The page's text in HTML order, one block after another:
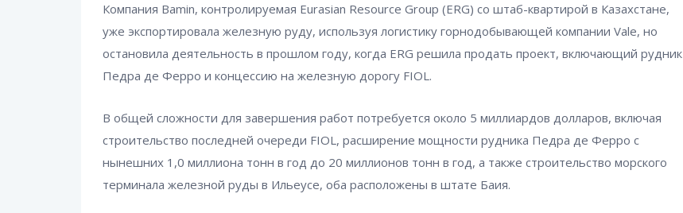
Компания Bamin, контролируемая Eurasian Resource Group (ERG) со штаб-квартирой в Казахстане,
уже экспортировала железную руду, используя логистику горнодобывающей компании Vale, но
остановила деятельность в прошлом году, когда ERG решила продать проект, включающий рудник
Педра де Ферро и концессию на железную дорогу FIOL.
В общей сложности для завершения работ потребуется около 5 миллиардов долларов, включая
строительство последней очереди FIOL, расширение мощности рудника Педра де Ферро с
нынешних 1,0 миллиона тонн в год до 20 миллионов тонн в год, а также строительство морского
терминала железной руды в Ильеусе, оба расположены в штате Баия.